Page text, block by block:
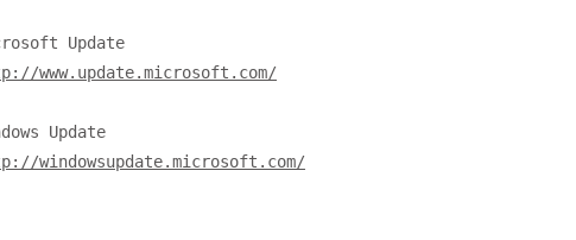
www.update.microsoft.com/
windowsupdate.microsoft.com/